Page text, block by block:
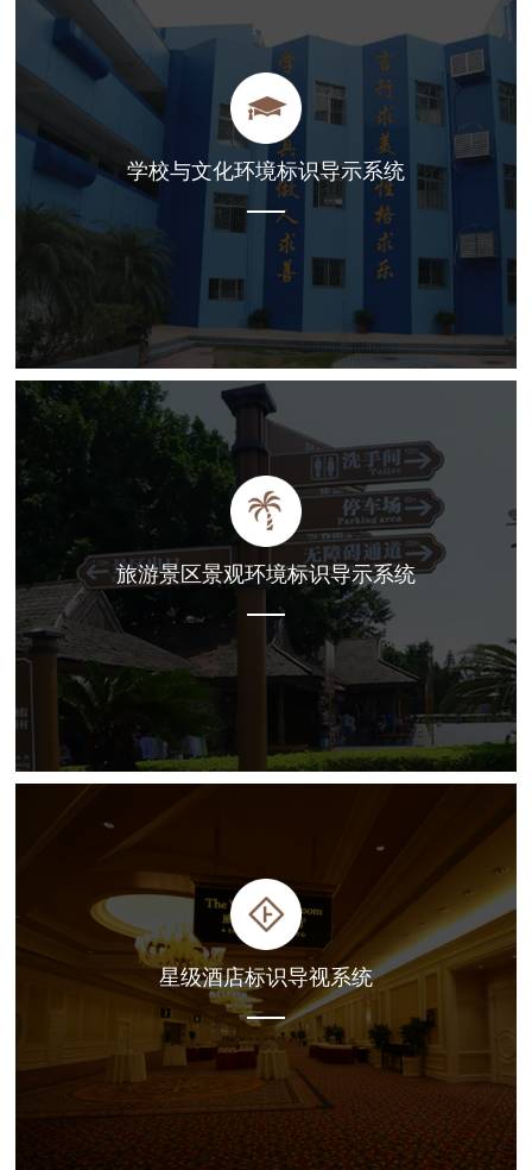
学校与文化环境标识导示系统
旅游景区景观环境标识导示系统
星级酒店标识导视系统